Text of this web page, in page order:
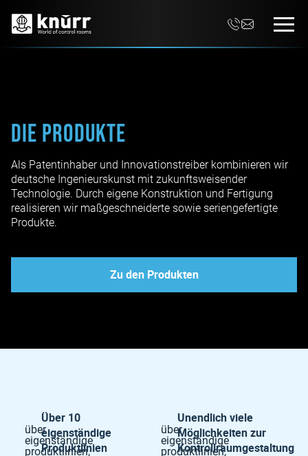
Die Produkte
Als Patentinhaber und Innovationstreiber kombinieren wir
deutsche Ingenieurskunst mit zukunftsweisender
Technologie. Durch eigene Konstruktion und Fertigung
realisieren wir maßgeschneiderte sowie seriengefertigte
Produkte.
Zu den Produkten
Über 10
eigenständige
Produktlinien
Unendlich viele
Möglichkeiten zur
Kontrollraumgestaltung